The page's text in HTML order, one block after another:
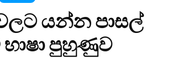
යන්න පාසල්
පුහුණුව